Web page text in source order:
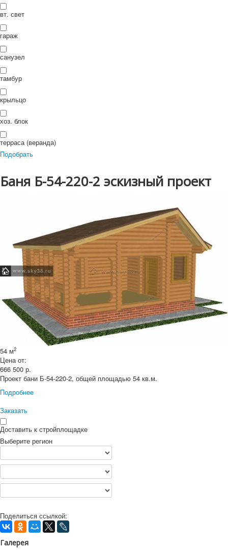
П
ои
ск
Искать...
вт. свет
гараж
санузел
тамбур
крыльцо
хоз. блок
терраса (веранда)
Подобрать
Баня Б-54-220-2 эскизный проект
54 м2
Цена от:
666 500 р.
Проект бани Б-54-220-2, общей площадью 54 кв.м.
Подробнее
Заказать
Доставить к стройплощадке
Выберите регион
Поделиться ссылкой:
Галерея